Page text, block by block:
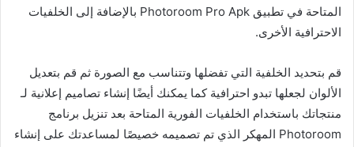
المتاحة في تطبيق Photoroom Pro Apk بالإضافة إلى الخلفيات
الاحترافية الأخرى.
قم بتحديد الخلفية التي تفضلها وتتناسب مع الصورة ثم قم بتعديل
الألوان لجعلها تبدو احترافية كما يمكنك أيضًا إنشاء تصاميم إعلانية لـ
منتجاتك باستخدام الخلفيات الفورية المتاحة بعد تنزيل برنامج
Photoroom المهكر الذي تم تصميمه خصيصًا لمساعدتك على إنشاء